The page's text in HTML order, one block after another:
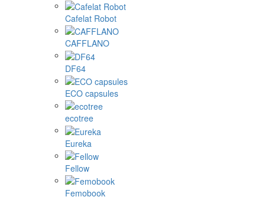
Cafelat Robot
CAFFLANO
DF64
ECO capsules
ecotree
Eureka
Fellow
Femobook